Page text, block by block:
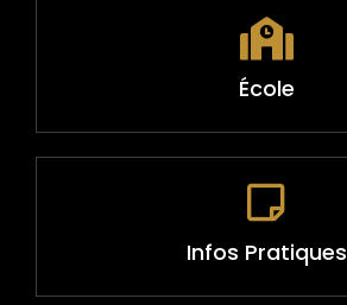
École
Infos Pratiques